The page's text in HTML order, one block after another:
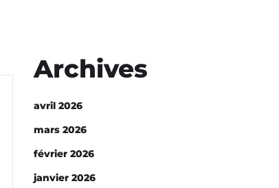
Archives
avril 2026
mars 2026
février 2026
janvier 2026